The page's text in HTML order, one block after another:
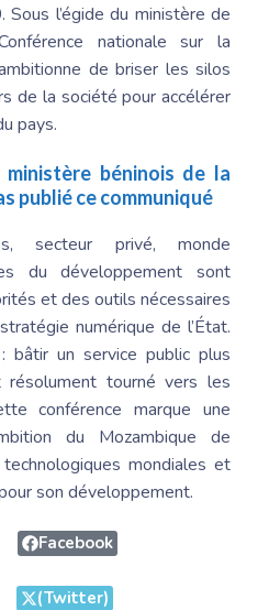
l’égide du ministère de
nationale sur la
de briser les silos
de la société pour accélérer
pays.
ministère béninois de la
publié ce communiqué
secteur privé, monde
du développement sont
et des outils nécessaires
numérique de l’État.
bâtir un service public plus
tourné vers les
conférence marque une
du Mozambique de
mondiales et
son développement.
Facebook
(Twitter)